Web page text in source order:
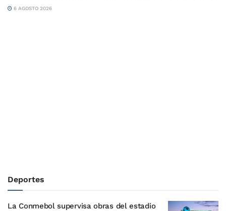
6 AGOSTO 2026
Deportes
La Conmebol supervisa obras del estadio